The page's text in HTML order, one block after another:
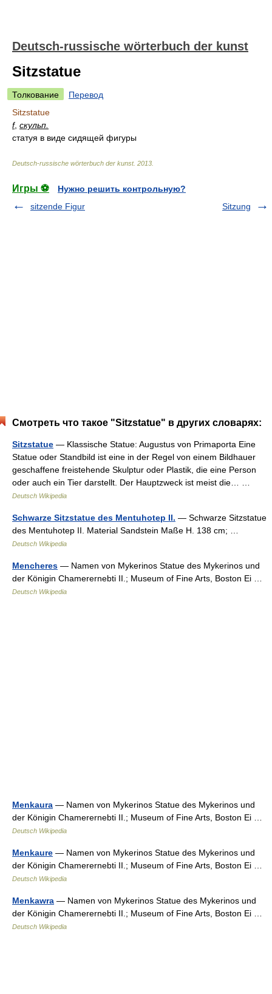
Deutsch-russische wörterbuch der kunst
Sitzstatue
Толкование
Перевод
Sitzstatue
f, скульп.
статуя в виде сидящей фигуры
Deutsch-russische wörterbuch der kunst. 2013
Игры ⚽
Нужно решить контрольную?
sitzende Figur
Sitzung
Смотреть что такое "Sitzstatue" в других словарях:
Sitzstatue — Klassische Statue: Augustus von Primaporta Eine
Statue oder Standbild ist eine in der Regel von einem Bildhauer
geschaffene freistehende Skulptur oder Plastik, die eine Person
oder auch ein Tier darstellt. Der Hauptzweck ist meist die… …
Deutsch Wikipedia
Schwarze Sitzstatue des Mentuhotep II. — Schwarze Sitzstatue
des Mentuhotep II. Material Sandstein Maße H. 138 cm; …
Deutsch Wikipedia
Mencheres — Namen von Mykerinos Statue des Mykerinos und
der Königin Chamerernebti II.; Museum of Fine Arts, Boston Ei …
Deutsch Wikipedia
Menkaura — Namen von Mykerinos Statue des Mykerinos und
der Königin Chamerernebti II.; Museum of Fine Arts, Boston Ei …
Deutsch Wikipedia
Menkaure — Namen von Mykerinos Statue des Mykerinos und
der Königin Chamerernebti II.; Museum of Fine Arts, Boston Ei …
Deutsch Wikipedia
Menkawra — Namen von Mykerinos Statue des Mykerinos und
der Königin Chamerernebti II.; Museum of Fine Arts, Boston Ei …
Deutsch Wikipedia